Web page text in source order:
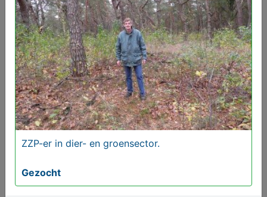
BUULS Bieren De Lekkerste bieren uit de
achterhoek
Aangeboden
ZZP-er in dier- en groensector.
Gezocht